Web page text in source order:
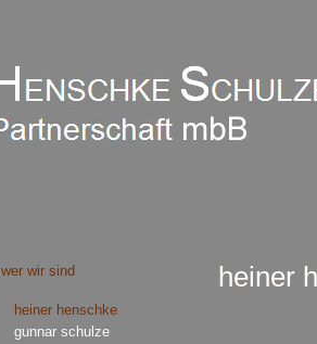
wer wir sind
heiner henschke
gunnar schulze
heiner